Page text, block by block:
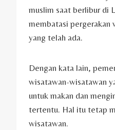
muslim saat berlibur di
membatasi pergerakan
yang telah ada.
Dengan kata lain,
wisatawan-wisatawan
untuk makan dan
tertentu. Hal itu tetap
wisatawan.